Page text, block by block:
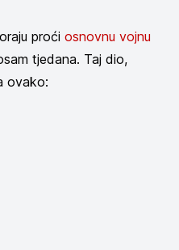
proći osnovnu vojnu
tjedana. Taj dio,
ovako: